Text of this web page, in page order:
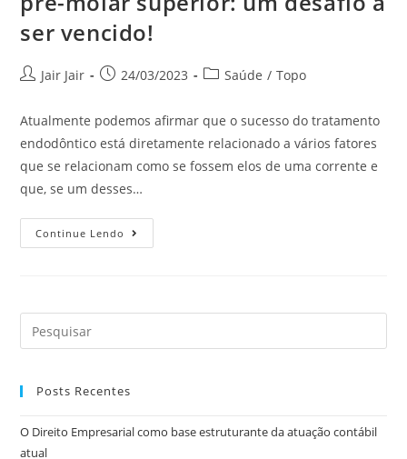
ser vencido!
Jair Jair 24/03/2023 Saúde / Topo
Atualmente podemos afirmar que o sucesso do tratamento
endodôntico está diretamente relacionado a vários fatores
que se relacionam como se fossem elos de uma corrente e
que, se um desses…
Continue Lendo
Posts Recentes
O Direito Empresarial como base estruturante da atuação contábil
atual